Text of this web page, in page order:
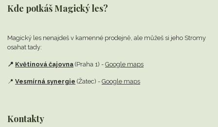
Kde potkáš Magický les?
Magický les nenajdeš v kamenné prodejně, ale můžeš si jeho Stromy
osahat tady:
📍 Květinová čajovna (Praha 1) - Google maps
📍 Vesmírná synergie (Žatec) - Google maps
Kontakty